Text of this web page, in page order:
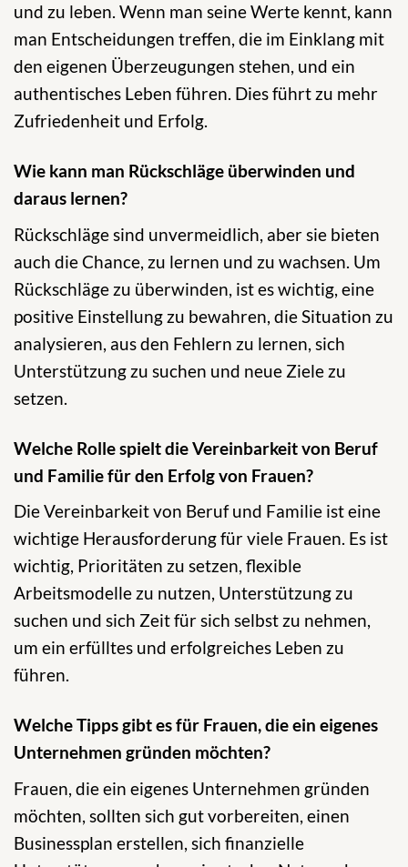
und zu leben. Wenn man seine Werte kennt, kann
man Entscheidungen treffen, die im Einklang mit
den eigenen Überzeugungen stehen, und ein
authentisches Leben führen. Dies führt zu mehr
Zufriedenheit und Erfolg.
Wie kann man Rückschläge überwinden und
daraus lernen?
Rückschläge sind unvermeidlich, aber sie bieten
auch die Chance, zu lernen und zu wachsen. Um
Rückschläge zu überwinden, ist es wichtig, eine
positive Einstellung zu bewahren, die Situation zu
analysieren, aus den Fehlern zu lernen, sich
Unterstützung zu suchen und neue Ziele zu
setzen.
Welche Rolle spielt die Vereinbarkeit von Beruf
und Familie für den Erfolg von Frauen?
Die Vereinbarkeit von Beruf und Familie ist eine
wichtige Herausforderung für viele Frauen. Es ist
wichtig, Prioritäten zu setzen, flexible
Arbeitsmodelle zu nutzen, Unterstützung zu
suchen und sich Zeit für sich selbst zu nehmen,
um ein erfülltes und erfolgreiches Leben zu
führen.
Welche Tipps gibt es für Frauen, die ein eigenes
Unternehmen gründen möchten?
Frauen, die ein eigenes Unternehmen gründen
möchten, sollten sich gut vorbereiten, einen
Businessplan erstellen, sich finanzielle